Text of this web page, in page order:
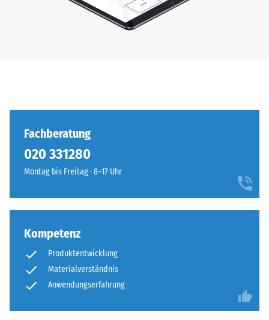
Fachberatung
020 331280
Montag bis Freitag · 8–17 Uhr
Kompetenz
Produktentwicklung
Materialverständnis
Anwendungserfahrung